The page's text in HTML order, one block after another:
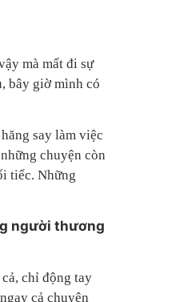
mà mất đi sự
bây giờ mình có
say làm việc
chuyện còn
tiếc. Những
người thương
chỉ động tay
cả chuyện